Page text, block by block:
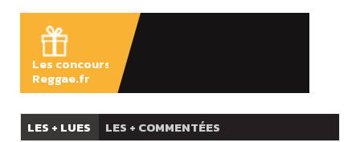
Les concours
Reggae.fr
LES + LUES LES + COMMENTÉES